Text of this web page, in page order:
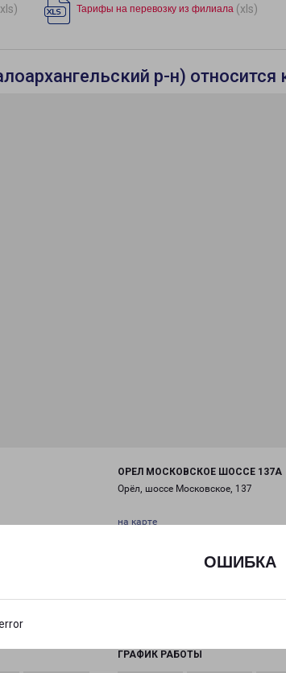
ОШИБКА
Тарифы на перевозку из филиала (xls)
р-н) относится
ОРЕЛ МОСКОВСКОЕ ШОССЕ 137А
Орёл, шоссе Московское, 137
на карте
ГРАФИК РАБОТЫ